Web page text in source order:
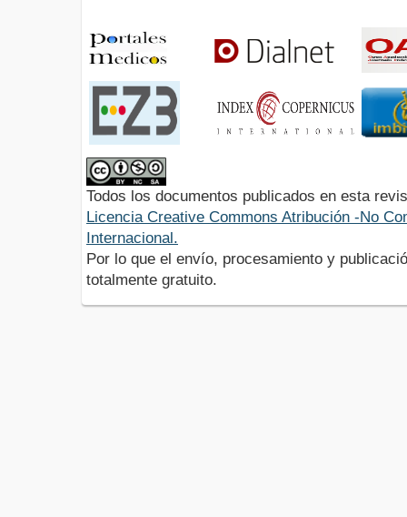
Todos los documentos publicados en esta
Licencia Creative Commons Atribución -No
Internacional.
Por lo que el envío, procesamiento y
totalmente gratuito.